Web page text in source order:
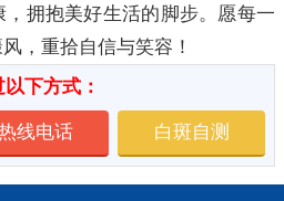
拥抱美好生活的脚步。愿每一
，重拾自信与笑容！
下方式：
线电话 白斑自测